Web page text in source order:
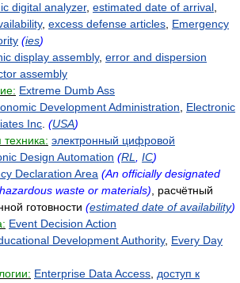
digital analyzer, estimated date of arrival
, excess defense articles Emergency
(ies)
display assembly, error and dispersion
assembly
Extreme Dumb Ass
Development Administration
Electronic
Inc (USA)
электронный цифровой
Design Automation (RL IC)
Declaration Area (An officially designated
waste or materials) , расчётный
готовности (estimated date of availability)
Event Decision Action
Development Authority, Every Day
Enterprise Data Access доступ к